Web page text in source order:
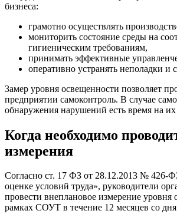
бизнеса:
грамотно осуществлять
мониторить состояние среды на
гигиеническим требованиям,
принимать эффективные
оперативно устранять неполадки и
Замер уровня освещенности позволяет
предприятии самоконтроль. В случае
обнаружения нарушений есть время на их
Когда необходимо
измерения
Согласно ст. 17 ФЗ от 28.12.2013 № 426-
оценке условий труда», руководители
провести внеплановое измерение уровня
рамках СОУТ в течение 12 месяцев со